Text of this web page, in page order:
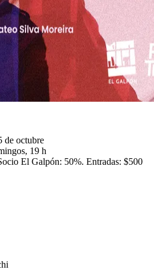
de octubre
19 h
El Galpón: 50%. Entradas: $500